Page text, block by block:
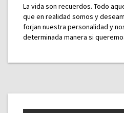
La vida son recuerdos. Todo
que en realidad somos y
forjan nuestra personalidad y
determinada manera si